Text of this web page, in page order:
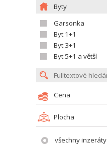
Byty
Garsonka
Byt 1+1
Byt 3+1
Byt 5+1 a větší
Cena
Plocha
všechny inzeráty